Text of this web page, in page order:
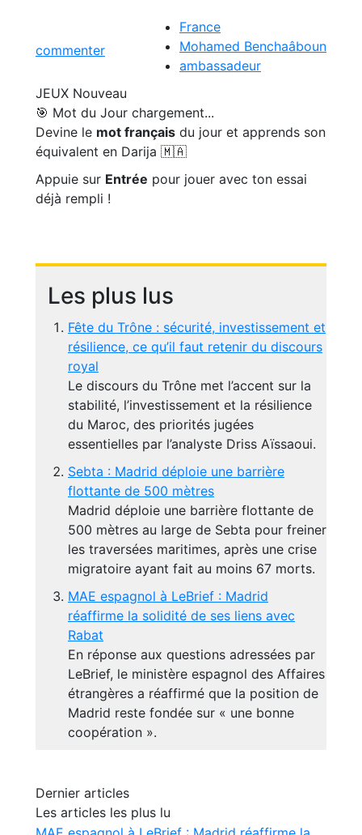
commenter
France
Mohamed Benchaâboun
ambassadeur
JEUX Nouveau
🎯 Mot du Jour chargement...
Devine le mot français du jour et apprends son
équivalent en Darija 🇲🇦
Appuie sur Entrée pour jouer avec ton essai
déjà rempli !
Les plus lus
Fête du Trône : sécurité, investissement et
résilience, ce qu’il faut retenir du discours
royal
Le discours du Trône met l’accent sur la
stabilité, l’investissement et la résilience
du Maroc, des priorités jugées
essentielles par l’analyste Driss Aïssaoui.
Sebta : Madrid déploie une barrière
flottante de 500 mètres
Madrid déploie une barrière flottante de
500 mètres au large de Sebta pour freiner
les traversées maritimes, après une crise
migratoire ayant fait au moins 67 morts.
MAE espagnol à LeBrief : Madrid
réaffirme la solidité de ses liens avec
Rabat
En réponse aux questions adressées par
LeBrief, le ministère espagnol des Affaires
étrangères a réaffirmé que la position de
Madrid reste fondée sur « une bonne
coopération ».
Dernier articles
Les articles les plus lu